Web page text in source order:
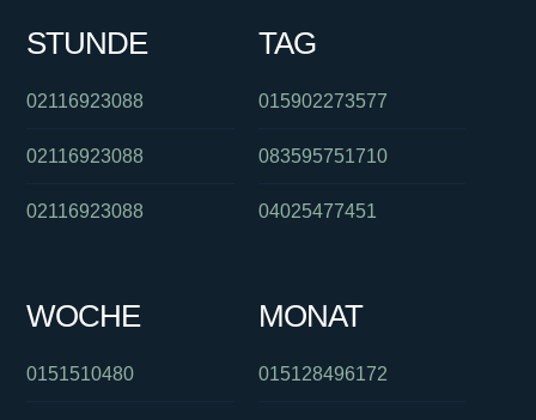
STUNDE
02116923088
02116923088
02116923088
TAG
015902273577
083595751710
04025477451
WOCHE
0151510480
MONAT
015128496172